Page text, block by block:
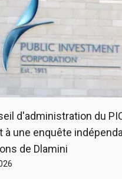
d'administration du
à une enquête
de Dlamini